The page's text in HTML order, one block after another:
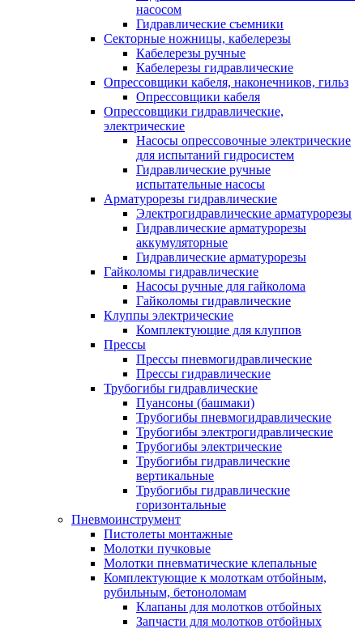
насосом
Гидравлические съемники
Секторные ножницы, кабелерезы
Кабелерезы ручные
Кабелерезы гидравлические
Опрессовщики кабеля, наконечников, гильз
Опрессовщики кабеля
Опрессовщики гидравлические,
электрические
Насосы опрессовочные электрические
для испытаний гидросистем
Гидравлические ручные
испытательные насосы
Арматурорезы гидравлические
Электрогидравлические арматурорезы
Гидравлические арматурорезы
аккумуляторные
Гидравлические арматурорезы
Гайколомы гидравлические
Насосы ручные для гайколома
Гайколомы гидравлические
Клуппы электрические
Комплектующие для клуппов
Прессы
Прессы пневмогидравлические
Прессы гидравлические
Трубогибы гидравлические
Пуансоны (башмаки)
Трубогибы пневмогидравлические
Трубогибы электрогидравлические
Трубогибы электрические
Трубогибы гидравлические
вертикальные
Трубогибы гидравлические
горизонтальные
Пневмоинструмент
Пистолеты монтажные
Молотки пучковые
Молотки пневматические клепальные
Комплектующие к молоткам отбойным,
рубильным, бетоноломам
Клапаны для молотков отбойных
Запчасти для молотков отбойных